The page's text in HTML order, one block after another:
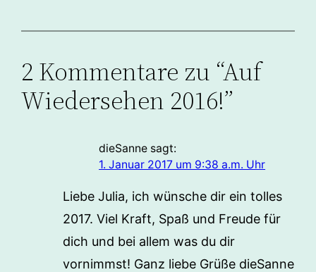
2 Kommentare zu “Auf
Wiedersehen 2016!”
dieSanne sagt:
1. Januar 2017 um 9:38 a.m. Uhr
Liebe Julia, ich wünsche dir ein tolles
2017. Viel Kraft, Spaß und Freude für
dich und bei allem was du dir
vornimmst! Ganz liebe Grüße dieSanne